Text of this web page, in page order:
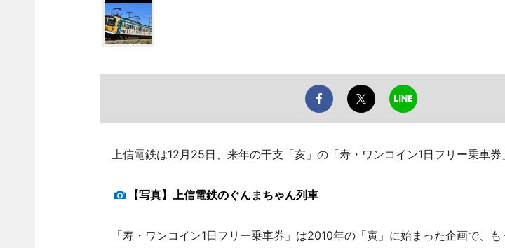
上信電鉄は12月25日、来年の干支「亥」の「寿・ワンコイン1日フリー乗車券
【写真】上信電鉄のぐんまちゃん列車
「寿・ワンコイン1日フリー乗車券」は2010年の「寅」に始まった企画で、も